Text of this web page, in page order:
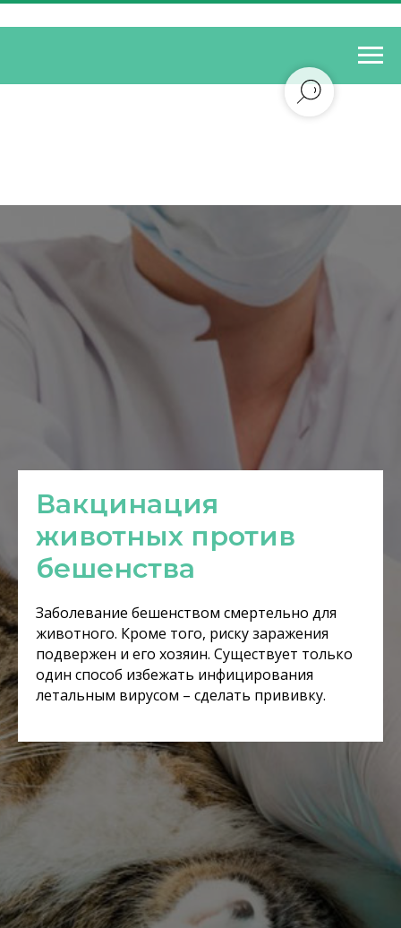
Вакцинация
животных против
бешенства
Заболевание бешенством смертельно для
животного. Кроме того, риску заражения
подвержен и его хозяин. Существует только
один способ избежать инфицирования
летальным вирусом – сделать прививку.